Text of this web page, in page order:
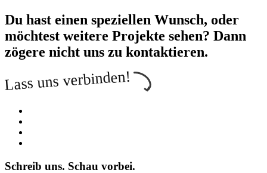
Du hast einen speziellen Wunsch, oder
möchtest weitere Projekte sehen? Dann
zögere nicht uns zu kontaktieren.
Lass uns verbinden!
Schreib uns. Schau vorbei.